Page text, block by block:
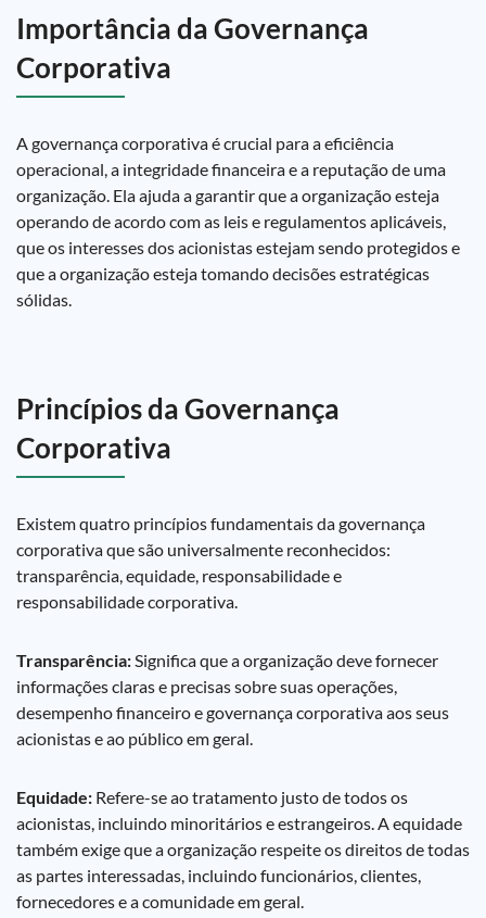
Importância da Governança
Corporativa
A governança corporativa é crucial para a eficiência
operacional, a integridade financeira e a reputação de uma
organização. Ela ajuda a garantir que a organização esteja
operando de acordo com as leis e regulamentos aplicáveis,
que os interesses dos acionistas estejam sendo protegidos e
que a organização esteja tomando decisões estratégicas
sólidas.
Princípios da Governança
Corporativa
Existem quatro princípios fundamentais da governança
corporativa que são universalmente reconhecidos:
transparência, equidade, responsabilidade e
responsabilidade corporativa.
Transparência:Significa que a organização deve fornecer
informações claras e precisas sobre suas operações,
desempenho financeiro e governança corporativa aos seus
acionistas e ao público em geral.
Equidade: Refere-se ao tratamento justo de todos os
acionistas, incluindo minoritários e estrangeiros. A equidade
também exige que a organização respeite os direitos de todas
as partes interessadas, incluindo funcionários, clientes,
fornecedores e a comunidade em geral.